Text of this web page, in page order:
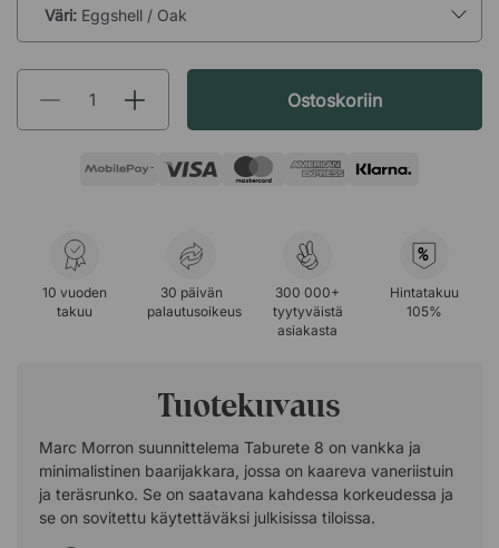
Väri: Eggshell / Oak
Ostoskoriin
10 vuoden
takuu
30 päivän
palautusoikeus
300 000+
tyytyväistä
asiakasta
%
Hintatakuu
105%
Tuotekuvaus
Marc Morron suunnittelema Taburete 8 on vankka ja
minimalistinen baarijakkara, jossa on kaareva vaneriistuin
ja teräsrunko. Se on saatavana kahdessa korkeudessa ja
se on sovitettu käytettäväksi julkisissa tiloissa.